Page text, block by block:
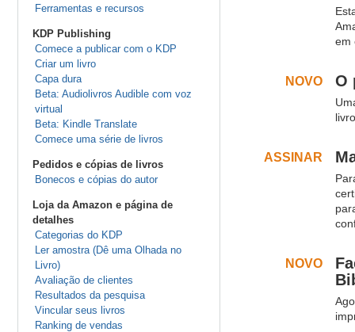
Ferramentas e recursos
KDP Publishing
Comece a publicar com o KDP
Criar um livro
Capa dura
Beta: Audiolivros Audible com voz
virtual
Beta: Kindle Translate
Comece uma série de livros
Pedidos e cópias de livros
Bonecos e cópias do autor
Loja da Amazon e página de
detalhes
Categorias do KDP
Ler amostra (Dê uma Olhada no
Livro)
Avaliação de clientes
Resultados da pesquisa
Vincular seus livros
Ranking de vendas
em
NOVO O
ASSINAR
NOVO